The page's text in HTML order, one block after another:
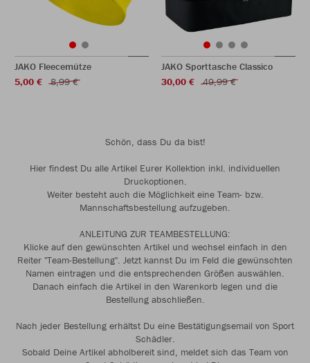
JAKO Fleecemütze
5,00 €
8,99 €
JAKO Sporttasche Classico
30,00 €
49,99 €
Schön, dass Du da bist!
Hier findest Du alle Artikel Eurer Kollektion inkl. individuellen
Druckoptionen.
Weiter besteht auch die Möglichkeit eine Team- bzw.
Mannschaftsbestellung aufzugeben.
ANLEITUNG ZUR TEAMBESTELLUNG:
Klicke auf den gewünschten Artikel und wechsel einfach in den
Reiter "Team-Bestellung". Jetzt kannst Du im Feld die gewünschten
Namen eintragen und die entsprechenden Größen auswählen.
Danach einfach die Artikel in den Warenkorb legen und die
Bestellung abschließen.
Nach jeder Bestellung erhältst Du eine Bestätigungsemail von Sport
Schädler.
Sobald Deine Artikel abholbereit sind, meldet sich das Team von